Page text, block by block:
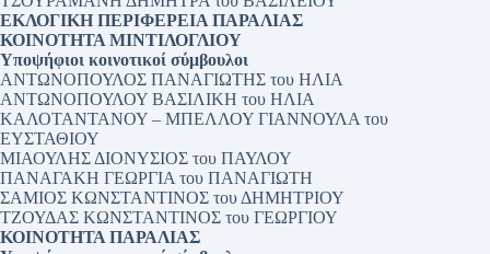
ΕΚΛΟΓΙΚΗ ΠΕΡΙΦΕΡΕΙΑ ΠΑΡΑΛΙΑΣ
ΚΟΙΝΟΤΗΤΑ ΜΙΝΤΙΛΟΓΛΙΟΥ
Υποψήφιοι κοινοτικοί σύμβουλοι
ΑΝΤΩΝΟΠΟΥΛΟΣ ΠΑΝΑΓΙΩΤΗΣ του ΗΛΙΑ
ΑΝΤΩΝΟΠΟΥΛΟΥ ΒΑΣΙΛΙΚΗ του ΗΛΙΑ
ΚΑΛΟΤΑΝΤΑΝΟΥ – ΜΠΕΛΛΟΥ ΓΙΑΝΝΟΥΛΑ του
ΕΥΣΤΑΘΙΟΥ
ΜΙΑΟΥΛΗΣ ΔΙΟΝΥΣΙΟΣ του ΠΑΥΛΟΥ
ΠΑΝΑΓΑΚΗ ΓΕΩΡΓΙΑ του ΠΑΝΑΓΙΩΤΗ
ΣΑΜΙΟΣ ΚΩΝΣΤΑΝΤΙΝΟΣ του ΔΗΜΗΤΡΙΟΥ
ΤΖΟΥΔΑΣ ΚΩΝΣΤΑΝΤΙΝΟΣ του ΓΕΩΡΓΙΟΥ
ΚΟΙΝΟΤΗΤΑ ΠΑΡΑΛΙΑΣ